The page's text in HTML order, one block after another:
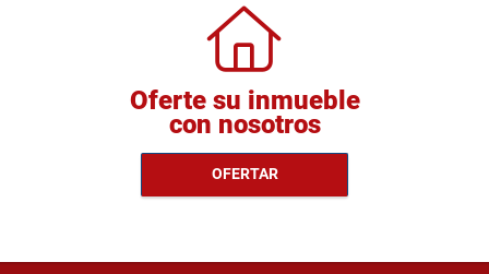
Oferte su inmueble
con nosotros
OFERTAR